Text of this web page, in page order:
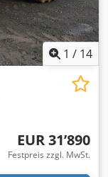
1 / 14
EUR 31’890
Festpreis zzgl. MwSt.